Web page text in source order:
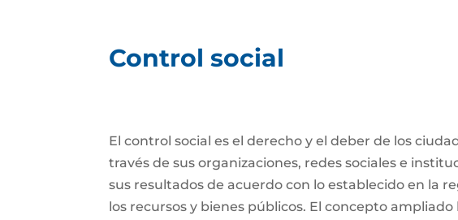
Control social
El control social es el derecho y el deber de los
través de sus organizaciones, redes sociales e
sus resultados de acuerdo con lo establecido en la
los recursos y bienes públicos. El concepto